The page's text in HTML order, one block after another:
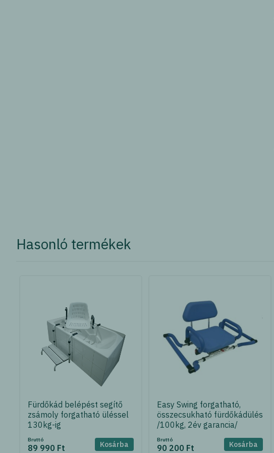
Hasonló termékek
Fürdőkád belépést segítő
zsámoly forgatható üléssel
130kg-ig
Bruttó
89 990 Ft Kosárba
Easy Swing forgatható,
összecsukható fürdőkádülés
/100kg, 2év garancia/
Bruttó
90 200 Ft Kosárba